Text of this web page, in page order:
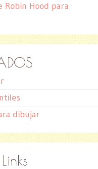
Robin Hood para
dibujar